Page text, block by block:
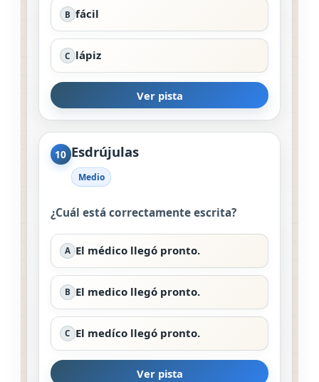
B fácil
C lápiz
Ver pista
10 Esdrújulas
Medio
¿Cuál está correctamente escrita?
A El médico llegó pronto.
B El medico llegó pronto.
C El medíco llegó pronto.
Ver pista